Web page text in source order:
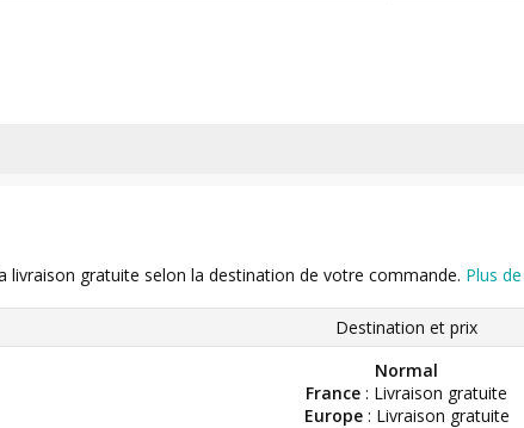
livraison gratuite selon la destination de votre commande. Plus
Destination et prix
Normal
France : Livraison gratuite
Europe: Livraison gratuite